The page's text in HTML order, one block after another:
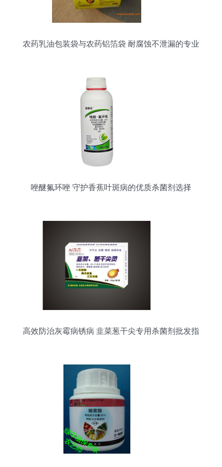
农药乳油包装袋与农药铝箔袋 耐腐蚀不泄漏的专业
唑醚氟环唑 守护香蕉叶斑病的优质杀菌剂选择
高效防治灰霉病锈病 韭菜葱干尖专用杀菌剂批发指